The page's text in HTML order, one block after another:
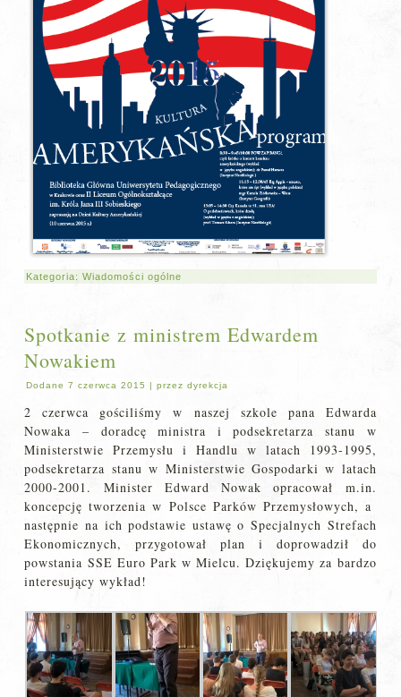
Kategoria:Wiadomości ogólne
Spotkanie z ministrem Edwardem
Nowakiem
Dodane 7 czerwca 2015 |przez dyrekcja
2 czerwca gościliśmy w naszej szkole pana Edwarda
Nowaka – doradcę ministra i podsekretarza stanu w
Ministerstwie Przemysłu i Handlu w latach 1993-1995,
podsekretarza stanu w Ministerstwie Gospodarki w latach
2000-2001. Minister Edward Nowak opracował m.in.
koncepcję tworzenia w Polsce Parków Przemysłowych, a
następnie na ich podstawie ustawę o Specjalnych Strefach
Ekonomicznych, przygotował plan i doprowadził do
powstania SSE Euro Park w Mielcu. Dziękujemy za bardzo
interesujący wykład!